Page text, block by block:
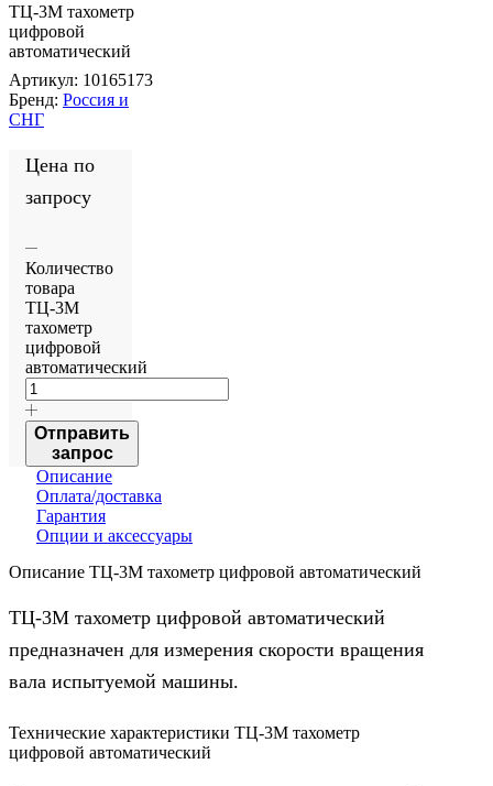
ТЦ-3М тахометр
цифровой
автоматический
Артикул: 10165173
Бренд: Россия и
СНГ
Цена по
запросу
Количество
товара
ТЦ-3М
тахометр
цифровой
автоматический
Отправить
запрос
Описание
Оплата/доставка
Гарантия
Опции и аксессуары
Описание ТЦ-3М тахометр цифровой автоматический
ТЦ-3М тахометр цифровой автоматический
предназначен для измерения скорости вращения
вала испытуемой машины.
Технические характеристики ТЦ-3М тахометр
цифровой автоматический